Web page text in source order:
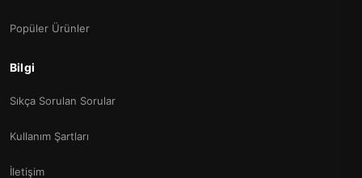
Popüler Ürünler
Bilgi
Sıkça Sorulan Sorular
Kullanım Şartları
İletişim